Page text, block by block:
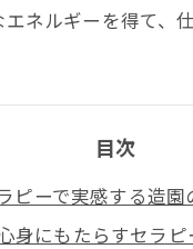
ネルギーを得て、
目次
ピーで実感する造園
身にもたらすセラ